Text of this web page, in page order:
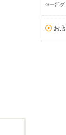
※一部ダ
お